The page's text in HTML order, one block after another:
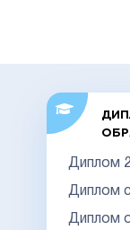
Диплом
Диплом
Диплом